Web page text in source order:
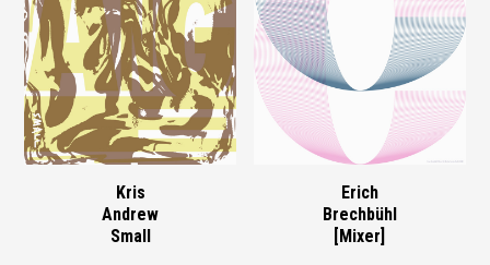
Kris
Andrew
Small
Erich
Brechbühl
[Mixer]